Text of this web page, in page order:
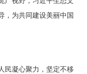
，为共同建设美丽中国
凝心聚力，坚定不移